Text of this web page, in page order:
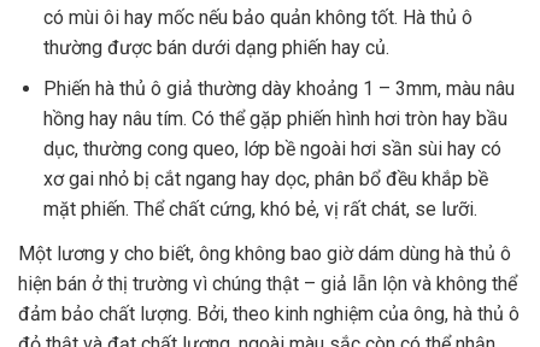
có mùi ôi hay mốc nếu bảo quản không tốt. Hà thủ ô
thường được bán dưới dạng phiến hay củ.
Phiến hà thủ ô giả thường dày khoảng 1 – 3mm, màu nâu
hồng hay nâu tím. Có thể gặp phiến hình hơi tròn hay bầu
dục, thường cong queo, lớp bề ngoài hơi sần sùi hay có
xơ gai nhỏ bị cắt ngang hay dọc, phân bổ đều khắp bề
mặt phiến. Thể chất cứng, khó bẻ, vị rất chát, se lưỡi.
Một lương y cho biết, ông không bao giờ dám dùng hà thủ ô
hiện bán ở thị trường vì chúng thật – giả lẫn lộn và không thể
đảm bảo chất lượng. Bởi, theo kinh nghiệm của ông, hà thủ ô